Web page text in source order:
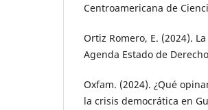
Centroamericana de
Ortiz Romero, E. (2024).
Agenda Estado de
Oxfam. (2024). ¿Qué
la crisis democrática en